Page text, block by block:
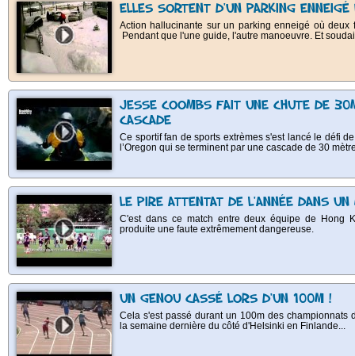
ELLES SORTENT D'UN PARKING
Action hallucinante sur un parking enneigé où deux
Pendant que l'une guide, l'autre manoeuvre. Et
JESSE COOMBS FAIT UNE CHUTE DE
CASCADE
Ce sportif fan de sports extrèmes s'est lancé le défi
l’Oregon qui se terminent par une cascade de 30
LE PIRE ATTENTAT DE L'ANNÉE DANS UN
C'est dans ce match entre deux équipe de Hong
produite une faute extrêmement dangereuse.
UN GENOU CASSÉ LORS D'UN 100M !
Cela s'est passé durant un 100m des championnats
la semaine dernière du côté d'Helsinki en Finlande...